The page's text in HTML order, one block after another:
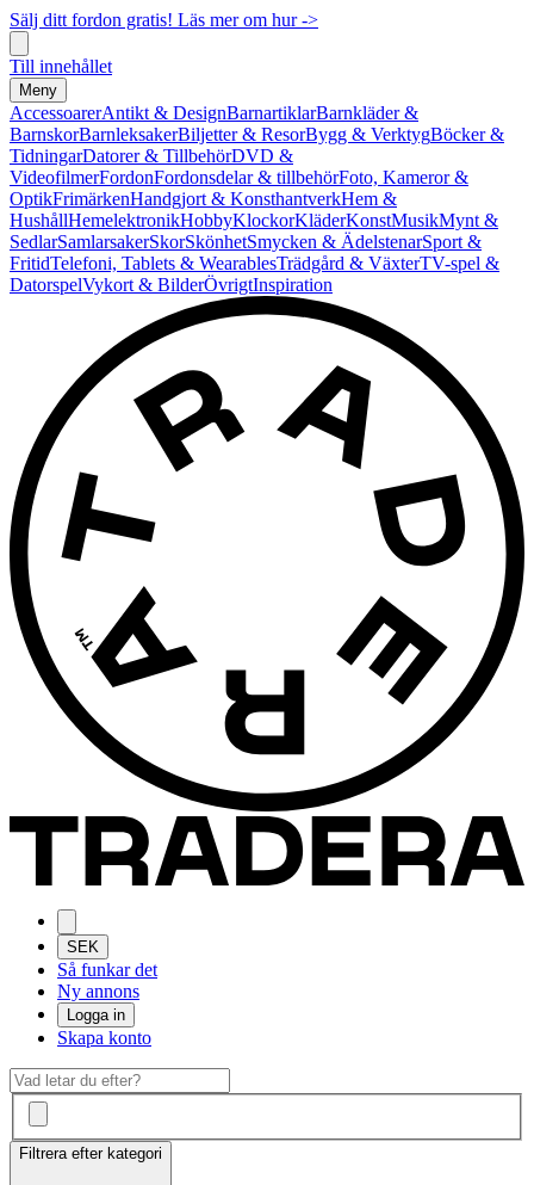
Sälj ditt fordon gratis! Läs mer om hur ->
Till innehållet
Meny
AccessoarerAntikt & DesignBarnartiklarBarnkläder &
BarnskorBarnleksakerBiljetter & ResorBygg & VerktygBöcker &
TidningarDatorer & TillbehörDVD &
VideofilmerFordonFordonsdelar & tillbehörFoto, Kameror &
OptikFrimärkenHandgjort & KonsthantverkHem &
HushållHemelektronikHobbyKlockorKläderKonstMusikMynt &
SedlarSamlarsakerSkorSkönhetSmycken & ÄdelstenarSport &
FritidTelefoni, Tablets & WearablesTrädgård & VäxterTV-spel &
DatorspelVykort & BilderÖvrigtInspiration
SEK
Så funkar det
Ny annons
Logga in
Skapa konto
Filtrera efter kategori